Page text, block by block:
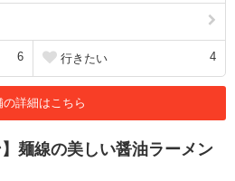
6 行きたい 4
の詳細はこちら
】麺線の美しい醤油ラーメン